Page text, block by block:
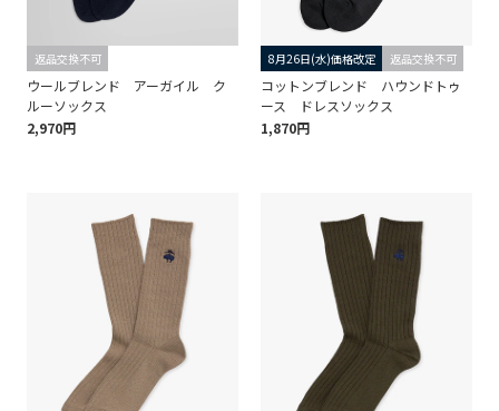
返品交換不可
ウールブレンド アーガイル ク
ルーソックス
2,970円
8月26日(水)価格改定 返品交換不可
コットンブレンド ハウンドトゥ
ース ドレスソックス
1,870円